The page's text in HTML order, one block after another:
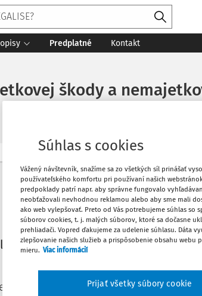
Predplatné Kontakt
škody a
Máte predplatné? Prihláste sa
len začiatok...
dostupný predplatiteľom
Súhlas s cookies
Vážený návštevník, snažíme sa zo všetkých síl prinášať
používateľského komfortu pri používaní našich
predpoklady patrí napr. aby správne fungovalo
neobťažovali nevhodnou reklamou alebo aby sme mali
ako web vylepšovať. Preto od Vás potrebujeme súhlas so
súborov cookies, t. j. malých súborov, ktoré sa dočasne
prehliadači. Vopred ďakujeme za udelenie súhlasu. Dáta
zlepšovanie našich služieb a prispôsobenie obsahu webu
mieru. Viac informácií
Prijať všetky súbory cookie